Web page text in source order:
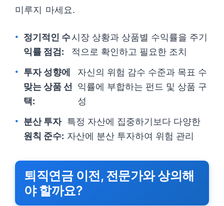
미루지 마세요.
정기적인 수
익률 점검:
시장 상황과 상품별 수익률을 주기
적으로 확인하고 필요한 조치
투자 성향에
맞는 상품 선
택:
자신의 위험 감수 수준과 목표 수
익률에 부합하는 펀드 및 상품 구
성
분산 투자
원칙 준수:
특정 자산에 집중하기보다 다양한
자산에 분산 투자하여 위험 관리
퇴직연금 이전, 전문가와 상의해
야 할까요?